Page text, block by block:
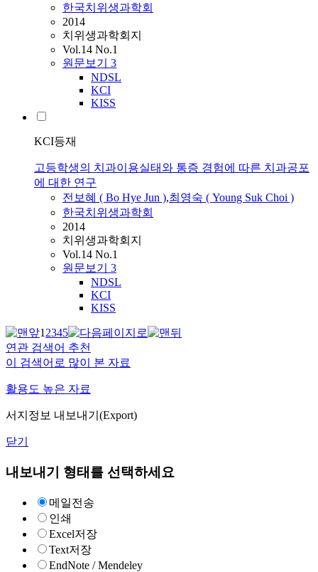
한국치위생과학회
2014
치위생과학회지
Vol.14 No.1
원문보기 3
NDSL
KCI
KISS
KCI등재
고등학생의 치과이용실태와 통증 경험에 따른 치과공포
에 대한 연구
전보혜 ( Bo Hye Jun ),최영숙 ( Young Suk Choi )
한국치위생과학회
2014
치위생과학회지
Vol.14 No.1
원문보기 3
NDSL
KCI
KISS
12345
연관 검색어 추천
이 검색어로 많이 본 자료
활용도 높은 자료
서지정보 내보내기(Export)
닫기
내보내기 형태를 선택하세요
메일전송
인쇄
Excel저장
Text저장
EndNote / Mendeley